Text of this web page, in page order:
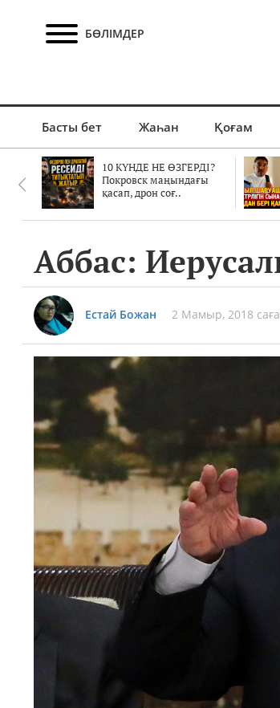
БӨЛІМДЕР
Басты бет Жаһан Қоғам
10 КҮНДЕ НЕ ӨЗГЕРДІ?
Покровск маңындағы
қасап, дрон соғ..
Аббас:
Естай Божан 2 Мамыр, 2018